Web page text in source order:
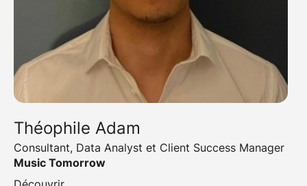
Théophile Adam
Consultant, Data Analyst et Client Success Manager
Music Tomorrow